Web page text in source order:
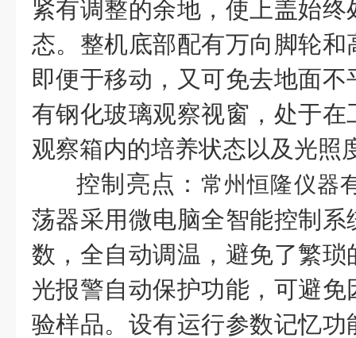
紧有调整的余地，使上盖始
态。整机底部配有万向脚轮
即便于移动，又可免去地面
有钢化玻璃观察视窗，处于
观察箱内的培养状态以及光照
控制亮点： 常州恒隆仪器
荡器采用微电脑全智能控制
数，全自动调温，避免了繁
光报警自动保护功能，可避
验样品。设有运行参数记忆